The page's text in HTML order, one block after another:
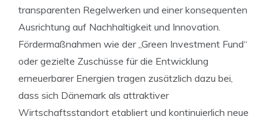
transparenten Regelwerken und einer konsequenten
Ausrichtung auf Nachhaltigkeit und Innovation.
Fördermaßnahmen wie der „Green Investment Fund“
oder gezielte Zuschüsse für die Entwicklung
erneuerbarer Energien tragen zusätzlich dazu bei,
dass sich Dänemark als attraktiver
Wirtschaftsstandort etabliert und kontinuierlich neue